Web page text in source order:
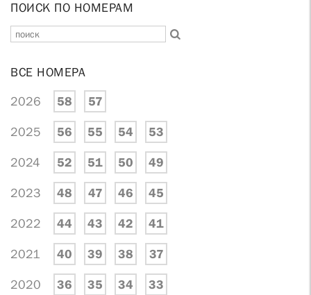
ПОИСК ПО НОМЕРАМ
ВСЕ НОМЕРА
2026 58 57
2025 56 55 54 53
2024 52 51 50 49
2023 48 47 46 45
2022 44 43 42 41
2021 40 39 38 37
2020 36 35 34 33